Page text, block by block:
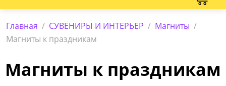
Главная / СУВЕНИРЫ И ИНТЕРЬЕР / Магниты /
Магниты к праздникам
Магниты к праздникам